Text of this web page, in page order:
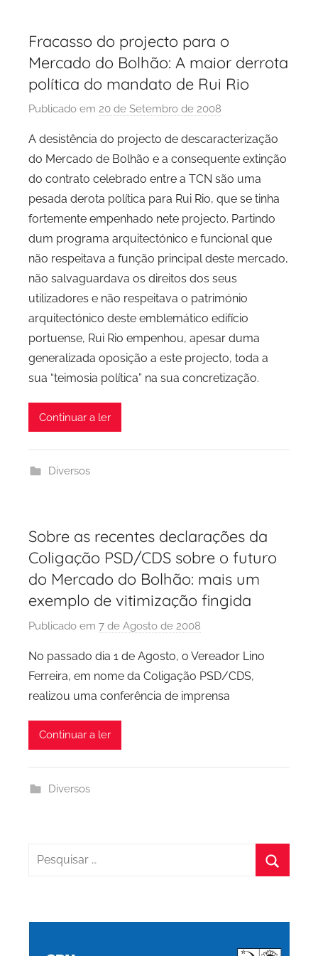
Fracasso do projecto para o
Mercado do Bolhão: A maior derrota
política do mandato de Rui Rio
Publicado em 20 de Setembro de 2008
r
P
C
P
C
i
d
a
d
e
t
A desistência do projecto de descaracterização
do Mercado de Bolhão e a consequente extinção
do contrato celebrado entre a TCN são uma
pesada derota política para Rui Rio, que se tinha
fortemente empenhado nete projecto. Partindo
dum programa arquitectónico e funcional que
não respeitava a função principal deste mercado,
não salvaguardava os direitos dos seus
utilizadores e não respeitava o património
arquitectónico deste emblemático edifício
portuense, Rui Rio empenhou, apesar duma
generalizada oposição a este projecto, toda a
sua “teimosia política” na sua concretização.
Continuar a ler
Diversos
Sobre as recentes declarações da
Coligação PSD/CDS sobre o futuro
do Mercado do Bolhão: mais um
exemplo de vitimização fingida
Publicado em 7 de Agosto de 2008
r
P
C
o
No passado dia 1 de Agosto, o Vereador Lino
Ferreira, em nome da Coligação PSD/CDS,
realizou uma conferência de imprensa
Continuar a ler
Diversos
Pesquisar